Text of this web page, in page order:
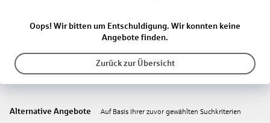
Oops! Wir bitten um Entschuldigung. Wir konnten keine
Angebote finden.
Zurück zur Übersicht
Alternative Angebote Auf Basis Ihrer zuvor gewählten Suchkriterien